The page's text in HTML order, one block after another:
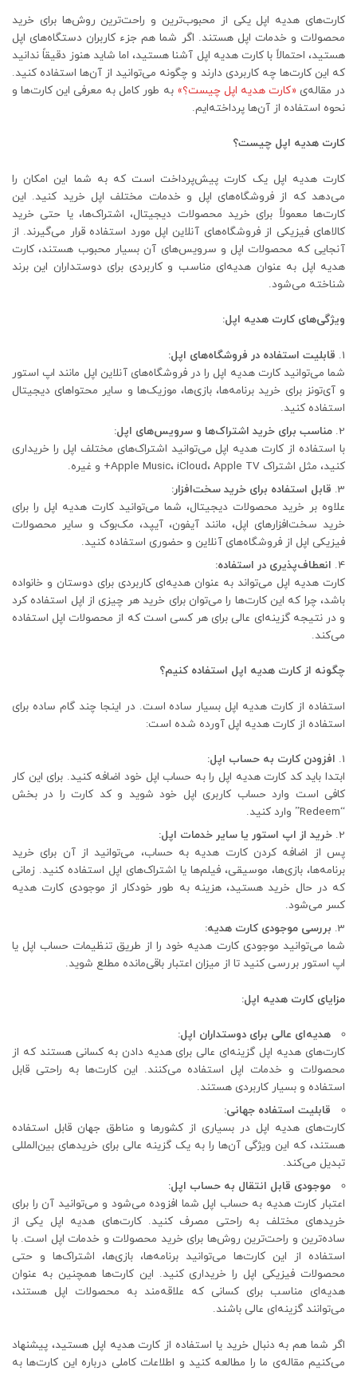
کارت‌های هدیه اپل یکی از محبوب‌ترین و راحت‌ترین روش‌ها برای خرید
محصولات و خدمات اپل هستند. اگر شما هم جزء کاربران دستگاه‌های اپل
هستید، احتمالاً با کارت هدیه اپل آشنا هستید، اما شاید هنوز دقیقاً ندانید
که این کارت‌ها چه کاربردی دارند و چگونه می‌توانید از آن‌ها استفاده کنید.
در مقاله‌ی «کارت هدیه اپل چیست؟» به طور کامل به معرفی این کارت‌ها و
نحوه استفاده از آن‌ها پرداخته‌ایم.
کارت هدیه اپل چیست؟
کارت هدیه اپل یک کارت پیش‌پرداخت است که به شما این امکان را
می‌دهد که از فروشگاه‌های اپل و خدمات مختلف اپل خرید کنید. این
کارت‌ها معمولاً برای خرید محصولات دیجیتال، اشتراک‌ها، یا حتی خرید
کالاهای فیزیکی از فروشگاه‌های آنلاین اپل مورد استفاده قرار می‌گیرند. از
آنجایی که محصولات اپل و سرویس‌های آن بسیار محبوب هستند، کارت
هدیه اپل به عنوان هدیه‌ای مناسب و کاربردی برای دوستداران این برند
شناخته می‌شود.
ویژگی‌های کارت هدیه اپل:
قابلیت استفاده در فروشگاه‌های اپل:
شما می‌توانید کارت هدیه اپل را در فروشگاه‌های آنلاین اپل مانند اپ استور
و آی‌تونز برای خرید برنامه‌ها، بازی‌ها، موزیک‌ها و سایر محتواهای دیجیتال
استفاده کنید.
مناسب برای خرید اشتراک‌ها و سرویس‌های اپل:
با استفاده از کارت هدیه اپل می‌توانید اشتراک‌های مختلف اپل را خریداری
کنید، مثل اشتراک Apple Music، iCloud، Apple TV+ و غیره.
قابل استفاده برای خرید سخت‌افزار:
علاوه بر خرید محصولات دیجیتال، شما می‌توانید کارت هدیه اپل را برای
خرید سخت‌افزارهای اپل، مانند آیفون، آیپد، مک‌بوک و سایر محصولات
فیزیکی اپل از فروشگاه‌های آنلاین و حضوری استفاده کنید.
انعطاف‌پذیری در استفاده:
کارت هدیه اپل می‌تواند به عنوان هدیه‌ای کاربردی برای دوستان و خانواده
باشد، چرا که این کارت‌ها را می‌توان برای خرید هر چیزی از اپل استفاده کرد
و در نتیجه گزینه‌ای عالی برای هر کسی است که از محصولات اپل استفاده
می‌کند.
چگونه از کارت هدیه اپل استفاده کنیم؟
استفاده از کارت هدیه اپل بسیار ساده است. در اینجا چند گام ساده برای
استفاده از کارت هدیه اپل آورده شده است:
افزودن کارت به حساب اپل:
ابتدا باید کد کارت هدیه اپل را به حساب اپل خود اضافه کنید. برای این کار
کافی است وارد حساب کاربری اپل خود شوید و کد کارت را در بخش
“Redeem” وارد کنید.
خرید از اپ استور یا سایر خدمات اپل:
پس از اضافه کردن کارت هدیه به حساب، می‌توانید از آن برای خرید
برنامه‌ها، بازی‌ها، موسیقی، فیلم‌ها یا اشتراک‌های اپل استفاده کنید. زمانی
که در حال خرید هستید، هزینه به طور خودکار از موجودی کارت هدیه
کسر می‌شود.
بررسی موجودی کارت هدیه:
شما می‌توانید موجودی کارت هدیه خود را از طریق تنظیمات حساب اپل یا
اپ استور بررسی کنید تا از میزان اعتبار باقی‌مانده مطلع شوید.
مزایای کارت هدیه اپل:
هدیه‌ای عالی برای دوستداران اپل:
کارت‌های هدیه اپل گزینه‌ای عالی برای هدیه دادن به کسانی هستند که از
محصولات و خدمات اپل استفاده می‌کنند. این کارت‌ها به راحتی قابل
استفاده و بسیار کاربردی هستند.
قابلیت استفاده جهانی:
کارت‌های هدیه اپل در بسیاری از کشورها و مناطق جهان قابل استفاده
هستند، که این ویژگی آن‌ها را به یک گزینه عالی برای خریدهای بین‌المللی
تبدیل می‌کند.
موجودی قابل انتقال به حساب اپل:
اعتبار کارت هدیه به حساب اپل شما افزوده می‌شود و می‌توانید آن را برای
خریدهای مختلف به راحتی مصرف کنید. کارت‌های هدیه اپل یکی از
ساده‌ترین و راحت‌ترین روش‌ها برای خرید محصولات و خدمات اپل است. با
استفاده از این کارت‌ها می‌توانید برنامه‌ها، بازی‌ها، اشتراک‌ها و حتی
محصولات فیزیکی اپل را خریداری کنید. این کارت‌ها همچنین به عنوان
هدیه‌ای مناسب برای کسانی که علاقه‌مند به محصولات اپل هستند،
می‌توانند گزینه‌ای عالی باشند.
اگر شما هم به دنبال خرید یا استفاده از کارت هدیه اپل هستید، پیشنهاد
می‌کنیم مقاله‌ی ما را مطالعه کنید و اطلاعات کاملی درباره این کارت‌ها به